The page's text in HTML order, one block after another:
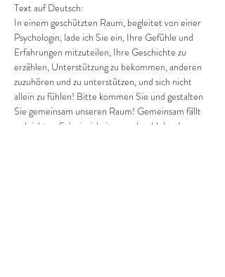
Text auf Deutsch:
In einem geschützten Raum, begleitet von einer
Psychologin, lade ich Sie ein, Ihre Gefühle und
Erfahrungen mitzuteilen, Ihre Geschichte zu
erzählen, Unterstützung zu bekommen, anderen
zuzuhören und zu unterstützen, und sich nicht
allein zu fühlen! Bitte kommen Sie und gestalten
Sie gemeinsam unseren Raum! Gemeinsam fällt
es leichter, Schwierigkeiten zu durchleben!